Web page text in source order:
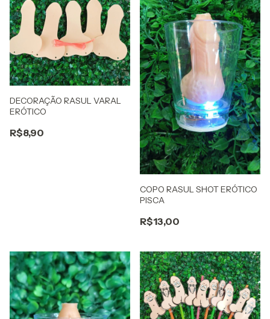
DECORAÇÃO RASUL VARAL
ERÓTICO
R$8,90
COPO RASUL SHOT ERÓTICO
PISCA
R$13,00